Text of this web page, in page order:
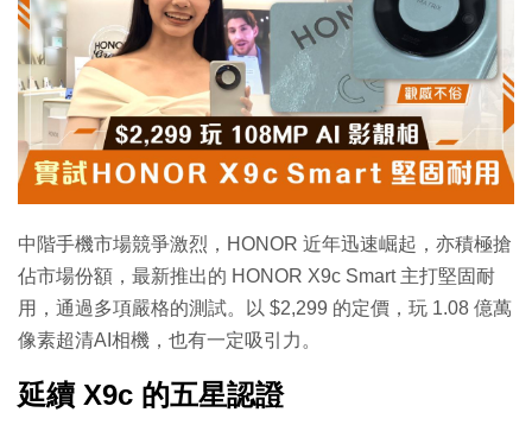
IT Times
生成式AI與雲端應用
Enterprise Digital Transformation
特集
中階手機市場競爭激烈，HONOR 近年迅速崛起，亦積極搶
佔市場份額，最新推出的 HONOR X9c Smart 主打堅固耐
用，通過多項嚴格的測試。以 $2,299 的定價，玩 1.08 億萬
像素超清AI相機，也有一定吸引力。
延續 X9c 的五星認證